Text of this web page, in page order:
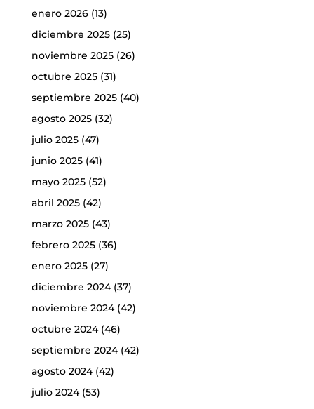
enero 2026(13)
diciembre 2025(25)
noviembre 2025(26)
octubre 2025(31)
septiembre 2025(40)
agosto 2025(32)
julio 2025(47)
junio 2025(41)
mayo 2025(52)
abril 2025(42)
marzo 2025(43)
febrero 2025(36)
enero 2025(27)
diciembre 2024(37)
noviembre 2024(42)
octubre 2024(46)
septiembre 2024(42)
agosto 2024(42)
julio 2024(53)